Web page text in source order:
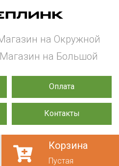
Оплата
Контакты
на Окружной
Магазин на Большой
Корзина
Пустая